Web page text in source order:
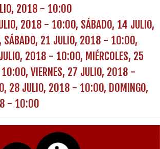
2018 - 10:00
2018 - 10:00, SÁBADO, 14 JULIO,
, SÁBADO, 21 JULIO, 2018 - 10:00,
2018 - 10:00, MIÉRCOLES, 25
10:00, VIERNES, 27 JULIO, 2018 -
28 JULIO, 2018 - 10:00, DOMINGO,
- 10:00